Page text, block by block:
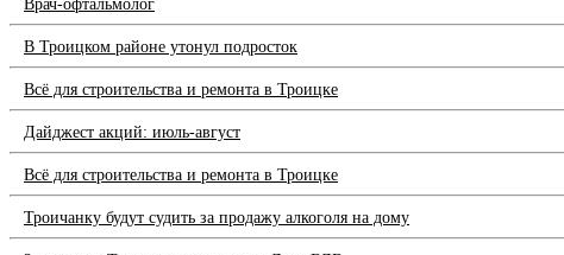
Врач-офтальмолог
В Троицком районе утонул подросток
Всё для строительства и ремонта в Троицке
Дайджест акций: июль-август
Всё для строительства и ремонта в Троицке
Троичанку будут судить за продажу алкоголя на дому